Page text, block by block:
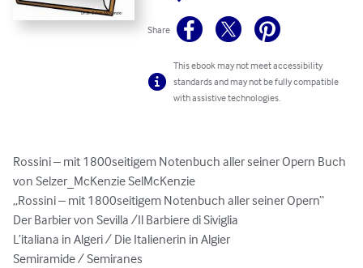
Share
This ebook may not meet accessibility
standards and may not be fully compatible
with assistive technologies.
Rossini – mit 1800seitigem Notenbuch aller seiner Opern Buch
von Selzer_McKenzie SelMcKenzie
„Rossini – mit 1800seitigem Notenbuch aller seiner Opern“
Der Barbier von Sevilla /Il Barbiere di Siviglia
L’italiana in Algeri / Die Italienerin in Algier
Semiramide / Semiranes